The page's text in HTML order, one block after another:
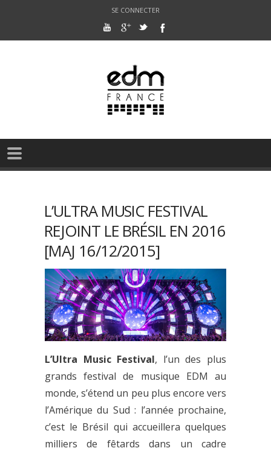
SE CONNECTER
L’ULTRA MUSIC FESTIVAL
REJOINT LE BRÉSIL EN 2016
[MAJ 16/12/2015]
L’Ultra Music Festival, l’un des plus
grands festival de musique EDM au
monde, s’étend un peu plus encore vers
l’Amérique du Sud : l’année prochaine,
c’est le Brésil qui accueillera quelques
milliers de fêtards dans un cadre